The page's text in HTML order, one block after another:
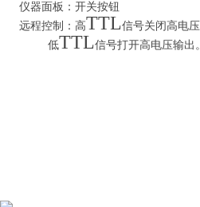
仪器面板：开关按钮
远程控制：高TTL信号关闭高电压
低TTL信号打开高电压输出。